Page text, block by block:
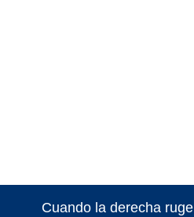
Cuando la derecha